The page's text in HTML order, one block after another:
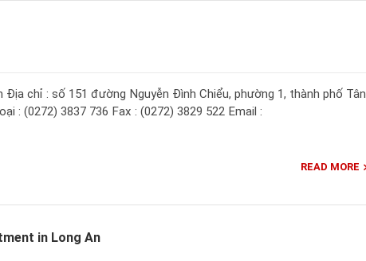
Địa chỉ : số 151 đường Nguyễn Đình Chiểu, phường 1, thành phố Tân
: (0272) 3837 736 Fax : (0272) 3829 522 Email :
READ MORE
in Long An